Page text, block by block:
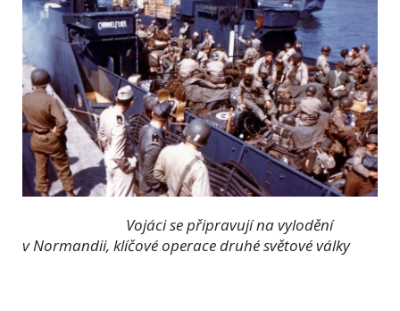
Vojáci se připravují na vylodění
v Normandii, klíčové operace druhé světové války